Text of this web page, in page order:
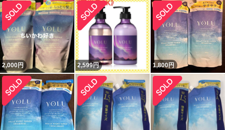
2,000円 2,599円 1,800円